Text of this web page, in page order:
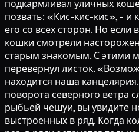
подкармливал уличных
позвать: «Кис-кис-кис», - и
его со всех сторон. Но если
кошки смотрели
старым знакомым. С этими
перевернул листок.
находится наша
поворота северного ветра
рыбьей чешуи, вы увидите
выстроенных в ряд. Когда